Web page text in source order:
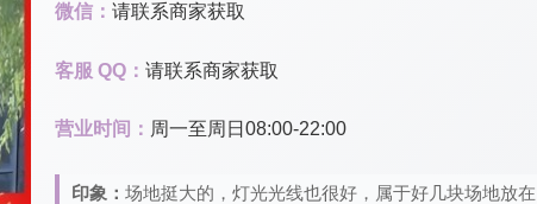
微信： 请联系商家获取
客服 QQ： 请联系商家获取
营业时间： 周一至周日08:00-22:00
印象： 场地挺大的，灯光光线也很好，属于好几块场地放在